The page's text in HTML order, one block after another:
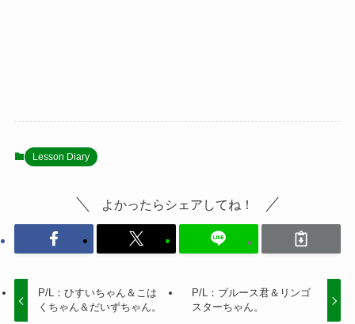
Lesson Diary
よかったらシェアしてね！
P/L：ひすいちゃん＆こは
くちゃん＆だいずちゃん。
P/L：ブルース君＆リンゴ
スターちゃん。